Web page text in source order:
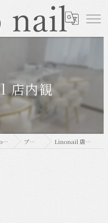
店内観
大阪府大阪市のネイルならLino nail ブログ Linonail 店内観